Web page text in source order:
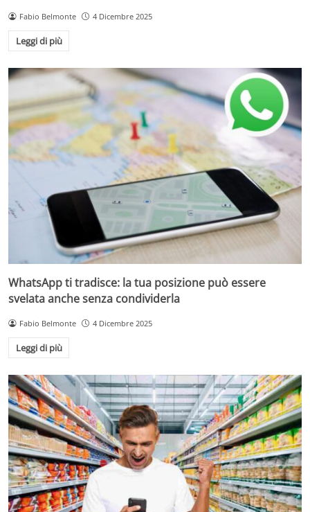
Fabio Belmonte 4 Dicembre 2025
Leggi di più
WhatsApp ti tradisce: la tua posizione può essere
svelata anche senza condividerla
Fabio Belmonte 4 Dicembre 2025
Leggi di più